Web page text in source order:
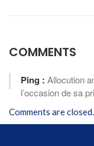
COMMENTS
Ping : Allocution
l’occasion de sa
Comments are closed.